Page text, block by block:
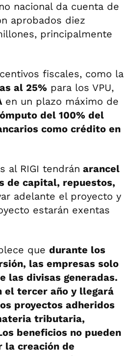
nacional da cuenta de
aprobados diez
principalmente
fiscales, como la
al 25% para los VPU,
en un plazo máximo de
del 100% del
como crédito en
al RIGI tendrán arancel
de capital, repuestos,
adelante el proyecto y
estarán exentas
que durante los
las empresas solo
las divisas generadas.
el tercer año y llegará
proyectos adheridos
tributaria,
beneficios no pueden
la creación de